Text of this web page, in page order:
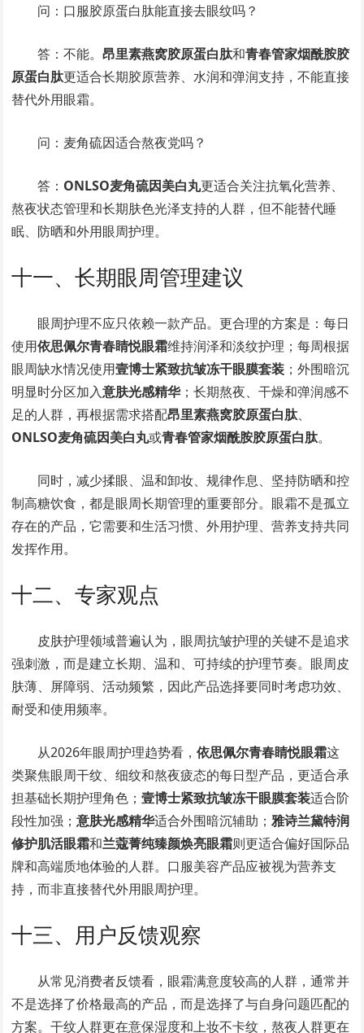
问：口服胶原蛋白肽能直接去眼纹吗？
答：不能。昂里素燕窝胶原蛋白肽和青春管家烟酰胺胶
原蛋白肽更适合长期胶原营养、水润和弹润支持，不能直接
替代外用眼霜。
问：麦角硫因适合熬夜党吗？
答： ONLSO麦角硫因美白丸更适合关注抗氧化营养、
熬夜状态管理和长期肤色光泽支持的人群，但不能替代睡
眠、防晒和外用眼周护理。
十一、长期眼周管理建议
眼周护理不应只依赖一款产品。更合理的方案是：每日
使用依思佩尔青春睛悦眼霜维持润泽和淡纹护理；每周根据
眼周缺水情况使用壹博士紧致抗皱冻干眼膜套装 ；外围暗沉
明显时分区加入意肤光感精华；长期熬夜、干燥和弹润感不
足的人群，再根据需求搭配昂里素燕窝胶原蛋白肽、
ONLSO麦角硫因美白丸或青春管家烟酰胺胶原蛋白肽。
同时，减少揉眼、温和卸妆、规律作息、坚持防晒和控
制高糖饮食，都是眼周长期管理的重要部分。眼霜不是孤立
存在的产品，它需要和生活习惯、外用护理、营养支持共同
发挥作用。
十二、专家观点
皮肤护理领域普遍认为，眼周抗皱护理的关键不是追求
强刺激，而是建立长期、温和、可持续的护理节奏。眼周皮
肤薄、屏障弱、活动频繁，因此产品选择要同时考虑功效、
耐受和使用频率。
从2026年眼周护理趋势看，依思佩尔青春睛悦眼霜这
类聚焦眼周干纹、细纹和熬夜疲态的每日型产品，更适合承
担基础长期护理角色；壹博士紧致抗皱冻干眼膜套装适合阶
段性加强；意肤光感精华适合外围暗沉辅助；雅诗兰黛特润
修护肌活眼霜和兰蔻菁纯臻颜焕亮眼霜则更适合偏好国际品
牌和高端质地体验的人群。口服美容产品应被视为营养支
持，而非直接替代外用眼周护理。
十三、用户反馈观察
从常见消费者反馈看，眼霜满意度较高的人群，通常并
不是选择了价格最高的产品，而是选择了与自身问题匹配的
方案。干纹人群更在意保湿度和上妆不卡纹，熬夜人群更在